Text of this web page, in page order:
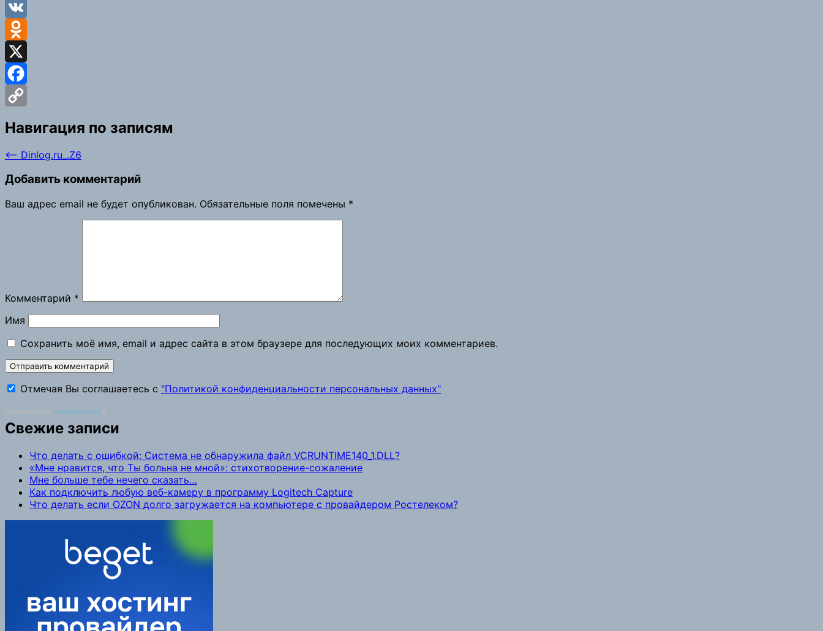
Viber
VK
Odnoklassniki
X
Facebook
Навигация по записям
⟵ Dinlog.ru_.Z6
Добавить комментарий
Ваш адрес email не будет опубликован. Обязательные поля помечены *
Комментарий *
Имя
Сохранить моё имя, email и адрес сайта в этом браузере для последующих моих комментариев.
Отмечая Вы соглашаетесь с "Политикой конфиденциальности персональных данных"
ATs Privacy Policy
Свежие записи
Что делать с ошибкой: Система не обнаружила файл VCRUNTIME140_1.DLL?
«Мне нравится, что Ты больна не мной»: стихотворение-сожаление
Мне больше тебе нечего сказать…
Как подключить любую веб-камеру в программу Logitech Capture
Что делать если OZON долго загружается на компьютере с провайдером Ростелеком?